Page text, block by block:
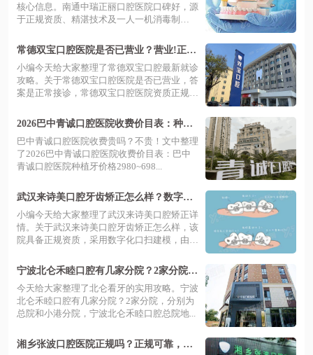
核心信息。南通中瑞正丽口腔医院口碑好，源
于正规资质、精湛技术及一人一机消毒制
常德双宝口腔医院是否已营业？营业!正规
机构技术靠谱，价格表透明且预约挂号便
捷高效
小编今天给大家整理了常德双宝口腔最新就诊
攻略。关于常德双宝口腔医院是否已营业，答
案是正常接诊，常德双宝口腔医院资质正规
2026巴中青诚口腔医院收费价目表：种植
牙2980+矫正8800起
巴中青诚口腔医院收费贵吗？不贵！文中整理
了2026巴中青诚口腔医院收费价目表：巴中
青诚口腔医院种植牙价格2980~698...
武汉来诗美口腔牙齿矫正怎么样？数字化
口扫建模技术好，附价格表+预约方式
小编今天给大家整理了武汉来诗美口腔矫正详
情。关于武汉来诗美口腔牙齿矫正怎么样，该
院具备正规资质，采用数字化口扫建模，由
宁波北仑禾睦口腔有几家分院？2家分院‌地
址路线+营业时间表+预约挂号+价格表
今天给大家整理了北仑看牙的实用攻略。宁波
北仑禾睦口腔有几家分院？2家分院‌，分别为
总院和小港分院，宁波北仑禾睦口腔总院地...
湘乡张波口腔医院正规吗？正规可靠，技